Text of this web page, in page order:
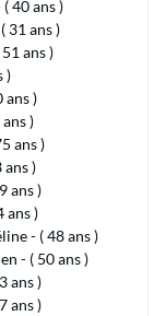
40 ans )
31 ans )
ans )
)
ans )
)
ans )
)
ans )
ans )
- ( 48 ans )
- ( 50 ans )
ans )
ans )